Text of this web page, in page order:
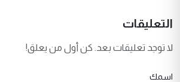
التعليقات
لا توجد تعليقات بعد. كن أول من يعلق!
اسمك